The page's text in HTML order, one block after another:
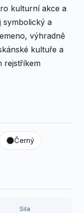
kulturní akce a
symbolický a
výhradně
kultuře a
rejstříkem
Černý
Sila